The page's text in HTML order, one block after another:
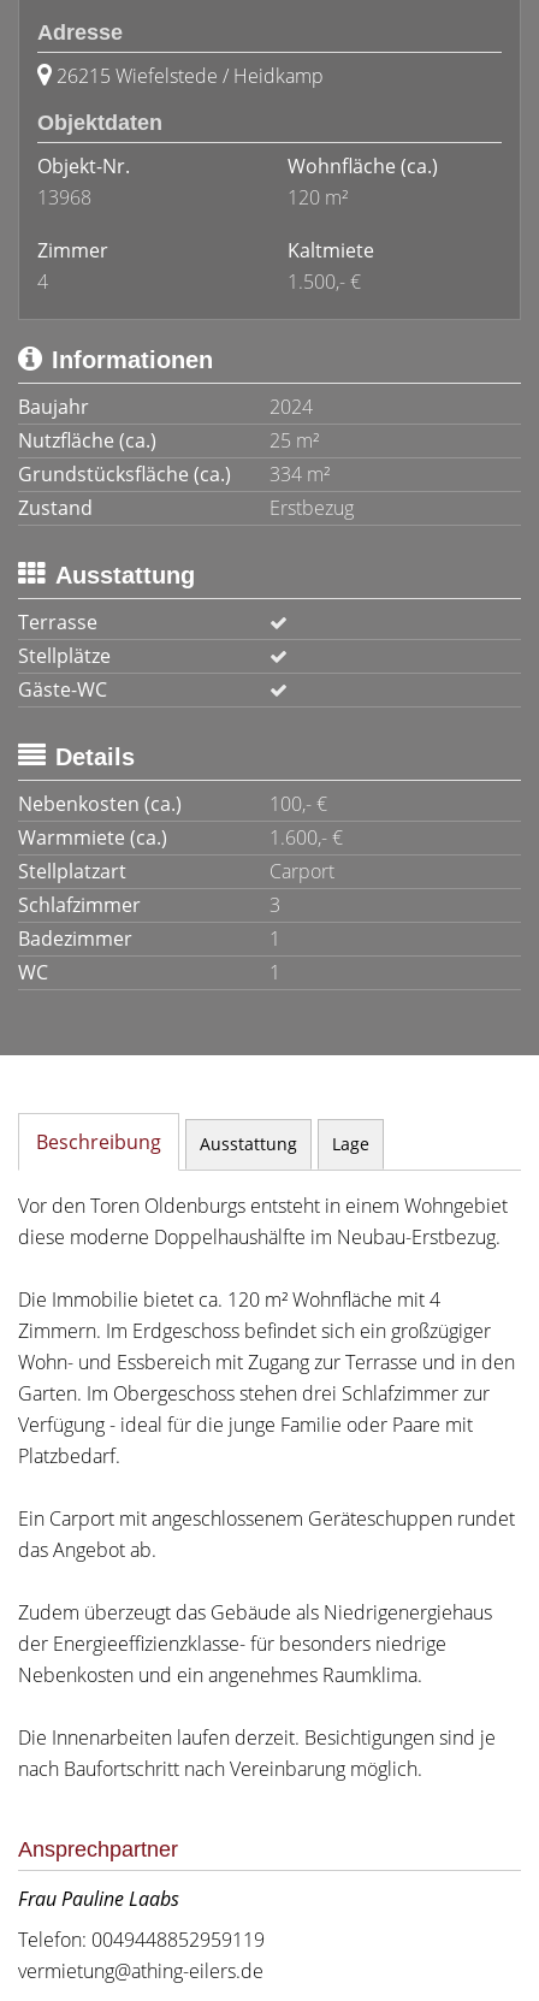
Adresse
26215 Wiefelstede / Heidkamp
Objektdaten
Objekt-Nr.
13968
Wohnfläche (ca.)
120 m²
Zimmer
4
Kaltmiete
1.500,- €
Informationen
Baujahr
2024
Nutzfläche (ca.)
25 m²
Grundstücksfläche (ca.)
334 m²
Zustand
Erstbezug
Ausstattung
Terrasse
Stellplätze
Gäste-WC
Details
Nebenkosten (ca.)
100,- €
Warmmiete (ca.)
1.600,- €
Stellplatzart
Carport
Schlafzimmer
3
Badezimmer
1
WC
1
Beschreibung Ausstattung Lage
Vor den Toren Oldenburgs entsteht in einem Wohngebiet
diese moderne Doppelhaushälfte im Neubau-Erstbezug.
Die Immobilie bietet ca. 120 m² Wohnfläche mit 4
Zimmern. Im Erdgeschoss befindet sich ein großzügiger
Wohn- und Essbereich mit Zugang zur Terrasse und in den
Garten. Im Obergeschoss stehen drei Schlafzimmer zur
Verfügung - ideal für die junge Familie oder Paare mit
Platzbedarf.
Ein Carport mit angeschlossenem Geräteschuppen rundet
das Angebot ab.
Zudem überzeugt das Gebäude als Niedrigenergiehaus
der Energieeffizienzklasse- für besonders niedrige
Nebenkosten und ein angenehmes Raumklima.
Die Innenarbeiten laufen derzeit. Besichtigungen sind je
nach Baufortschritt nach Vereinbarung möglich.
Ansprechpartner
Frau Pauline Laabs
Telefon: 0049448852959119
vermietung@athing-eilers.de